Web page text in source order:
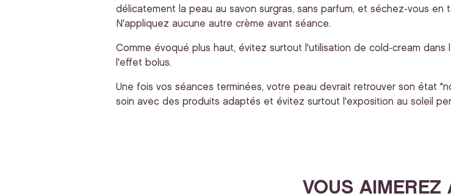
délicatement la peau au savon surgras, sans parfum, et séchez-vous
N'appliquez aucune autre crème avant séance.
Comme évoqué plus haut, évitez surtout l'utilisation de cold-cream
l'effet bolus.
Une fois vos séances terminées, votre peau devrait retrouver son état
soin avec des produits adaptés et évitez surtout l'exposition au soleil
VOUS AIMEREZ